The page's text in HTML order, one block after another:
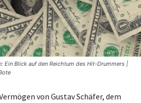
Ein Blick auf den Reichtum des Hit-Drummers |
von Gustav Schäfer, dem